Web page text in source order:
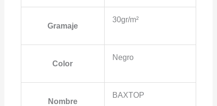
Gramaje
30gr/m²
Color
Negro
Nombre
BAXTOP